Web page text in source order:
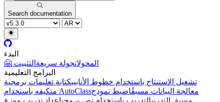
Search documentation
البدء
🤗 المحولاتجولة سريعة التثبيت
البرامج التعليمية
تشغيل الاستنتاج باستخدام خطوط الأنابيبكتابة تعليمات برمجية
متكيفه باستخدام AutoClass
معالجة البيانات مسبقًاضبط نموذج
مسبق التدريبالتدريب باستخدام نص برمجيإعداد تدريب موزع